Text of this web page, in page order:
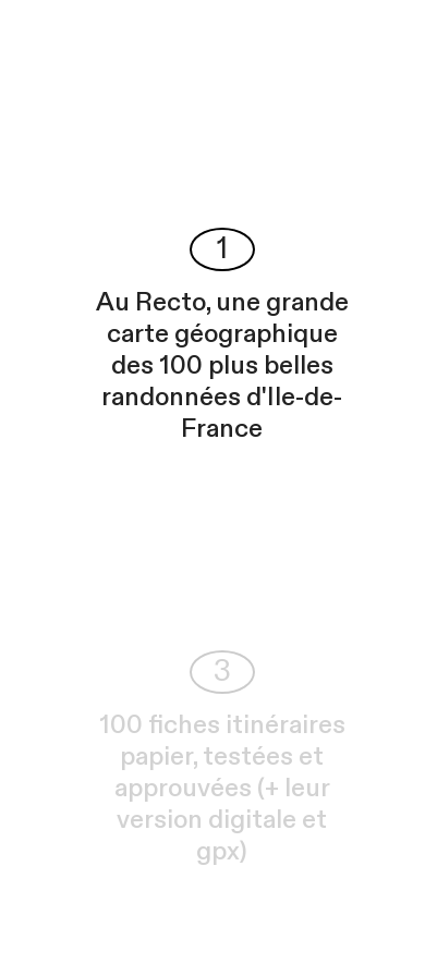
1
Au Recto, une grande
carte géographique
des 100 plus belles
randonnées d'Ile-de-
France
3
100 fiches itinéraires
papier, testées et
approuvées (+ leur
version digitale et
gpx)